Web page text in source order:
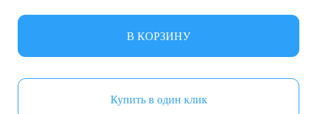
В КОРЗИНУ
Купить в один клик